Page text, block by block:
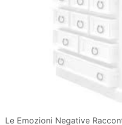
30 Trofeo Mariperman Un